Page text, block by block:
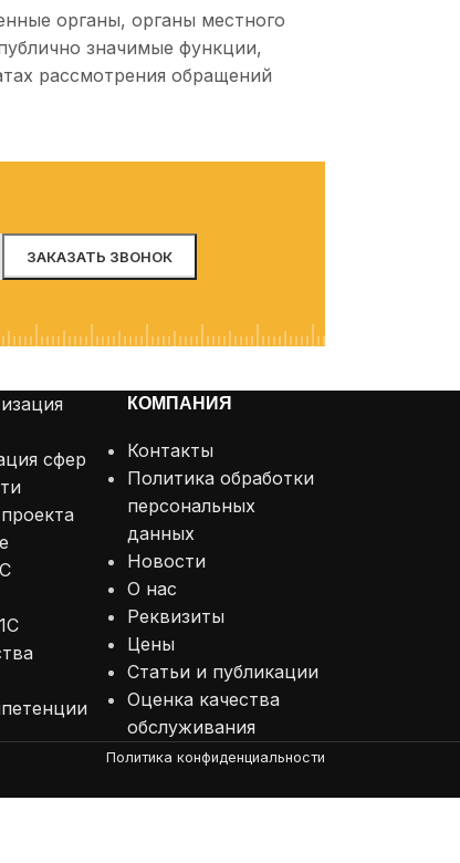
ИП
... еще
РЕШЕНИЯ
1С: Договоры
1С: Управление автотранспортом
1С: Управление строительной фирмой
органы, органы местного
значимые функции,
рассмотрения обращений
сфер
КОМПАНИЯ
Контакты
Политика обработки
персональных
данных
Новости
О нас
Реквизиты
Цены
Статьи и публикации
Оценка качества
обслуживания
Политика конфиденциальности